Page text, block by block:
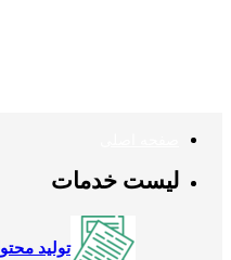
لیست خدمات
تولید